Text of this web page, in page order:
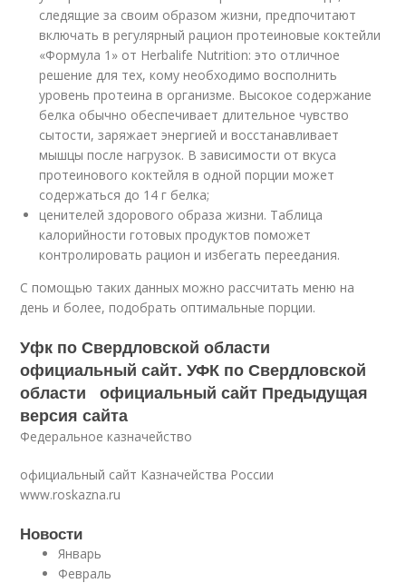
следящие за своим образом жизни, предпочитают
включать в регулярный рацион протеиновые коктейли
«Формула 1» от Herbalife Nutrition: это отличное
решение для тех, кому необходимо восполнить
уровень протеина в организме. Высокое содержание
белка обычно обеспечивает длительное чувство
сытости, заряжает энергией и восстанавливает
мышцы после нагрузок. В зависимости от вкуса
протеинового коктейля в одной порции может
содержаться до 14 г белка;
ценителей здорового образа жизни. Таблица
калорийности готовых продуктов поможет
контролировать рацион и избегать переедания.
С помощью таких данных можно рассчитать меню на
день и более, подобрать оптимальные порции.
Уфк по Свердловской области
официальный сайт. УФК по Свердловской
области официальный сайт Предыдущая
версия сайта
Федеральное казначейство
официальный сайт Казначейства России
www.roskazna.ru
Новости
Январь
Февраль